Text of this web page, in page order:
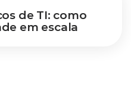
de TI: como
em escala